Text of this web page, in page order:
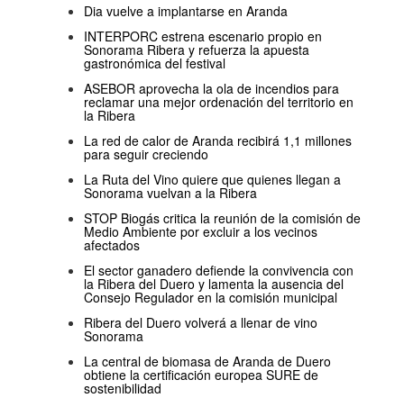
Dia vuelve a implantarse en Aranda
INTERPORC estrena escenario propio en
Sonorama Ribera y refuerza la apuesta
gastronómica del festival
ASEBOR aprovecha la ola de incendios para
reclamar una mejor ordenación del territorio en
la Ribera
La red de calor de Aranda recibirá 1,1 millones
para seguir creciendo
La Ruta del Vino quiere que quienes llegan a
Sonorama vuelvan a la Ribera
STOP Biogás critica la reunión de la comisión de
Medio Ambiente por excluir a los vecinos
afectados
El sector ganadero defiende la convivencia con
la Ribera del Duero y lamenta la ausencia del
Consejo Regulador en la comisión municipal
Ribera del Duero volverá a llenar de vino
Sonorama
La central de biomasa de Aranda de Duero
obtiene la certificación europea SURE de
sostenibilidad